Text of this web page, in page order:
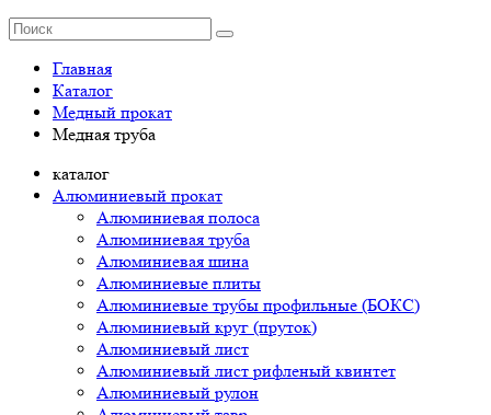
Главная
Каталог
Медный прокат
Медная труба
каталог
Алюминиевый прокат
Алюминиевая полоса
Алюминиевая труба
Алюминиевая шина
Алюминиевые плиты
Алюминиевые трубы профильные (БОКС)
Алюминиевый круг (пруток)
Алюминиевый лист
Алюминиевый лист рифленый квинтет
Алюминиевый рулон